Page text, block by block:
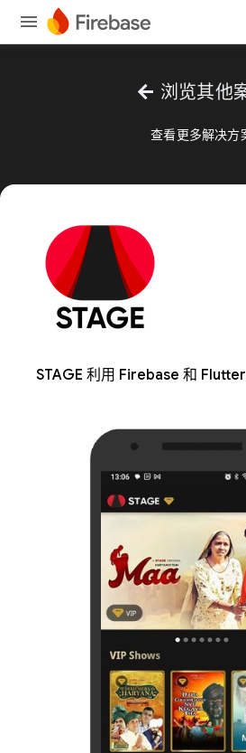
arrow_back 浏览其他
查看更多解决方
STAGE 利用 Firebase 和